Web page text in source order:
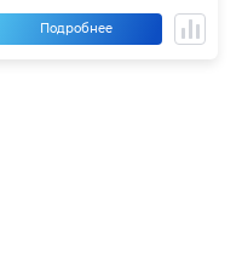
Подробнее